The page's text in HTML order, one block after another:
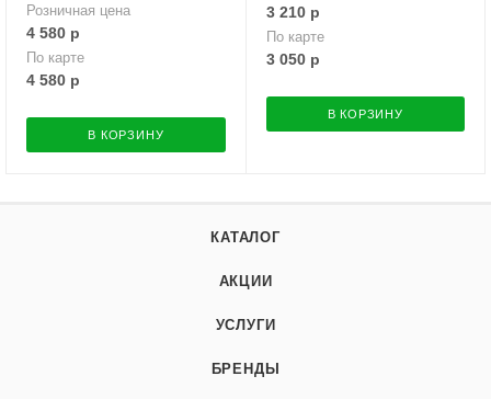
Розничная цена
4 580 р
По карте
4 580 р
В КОРЗИНУ
3 210р
По карте
3 050р
В КОРЗИНУ
КАТАЛОГ
АКЦИИ
УСЛУГИ
БРЕНДЫ